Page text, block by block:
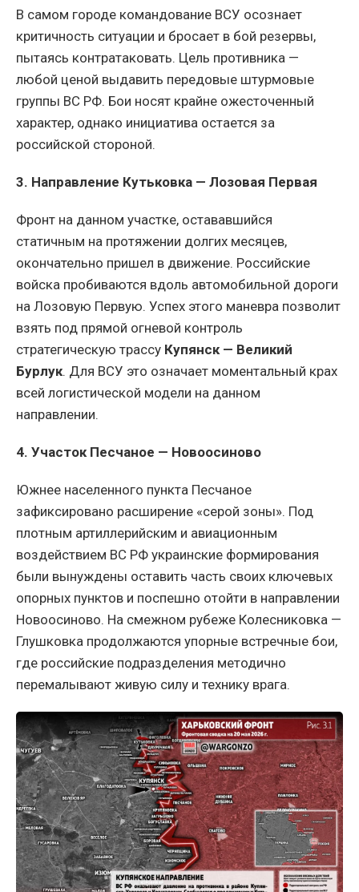
В самом городе командование ВСУ осознает
критичность ситуации и бросает в бой резервы,
пытаясь контратаковать. Цель противника —
любой ценой выдавить передовые штурмовые
группы ВС РФ. Бои носят крайне ожесточенный
характер, однако инициатива остается за
российской стороной.
3. Направление Кутьковка — Лозовая Первая
Фронт на данном участке, остававшийся
статичным на протяжении долгих месяцев,
окончательно пришел в движение. Российские
войска пробиваются вдоль автомобильной дороги
на Лозовую Первую. Успех этого маневра позволит
взять под прямой огневой контроль
стратегическую трассу Купянск — Великий
Бурлук. Для ВСУ это означает моментальный крах
всей логистической модели на данном
направлении.
4. Участок Песчаное — Новоосиново
Южнее населенного пункта Песчаное
зафиксировано расширение «серой зоны». Под
плотным артиллерийским и авиационным
воздействием ВС РФ украинские формирования
были вынуждены оставить часть своих ключевых
опорных пунктов и поспешно отойти в направлении
Новоосиново. На смежном рубеже Колесниковка —
Глушковка продолжаются упорные встречные бои,
где российские подразделения методично
перемалывают живую силу и технику врага.